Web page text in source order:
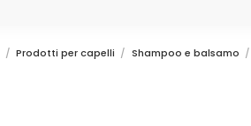
Prodotti per capelli Shampoo e balsamo